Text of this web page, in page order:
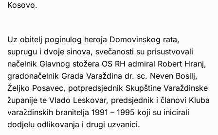
Kosovo.
Uz obitelj poginulog heroja Domovinskog rata,
suprugu i dvoje sinova, svečanosti su prisustvovali
načelnik Glavnog stožera OS RH admiral Robert Hranj,
gradonačelnik Grada Varaždina dr. sc. Neven Bosilj,
Željko Posavec, potpredsjednik Skupštine Varaždinske
županije te Vlado Leskovar, predsjednik i članovi Kluba
varaždinskih branitelja 1991 – 1995 koji su inicirali
dodjelu odlikovanja i drugi uzvanici.